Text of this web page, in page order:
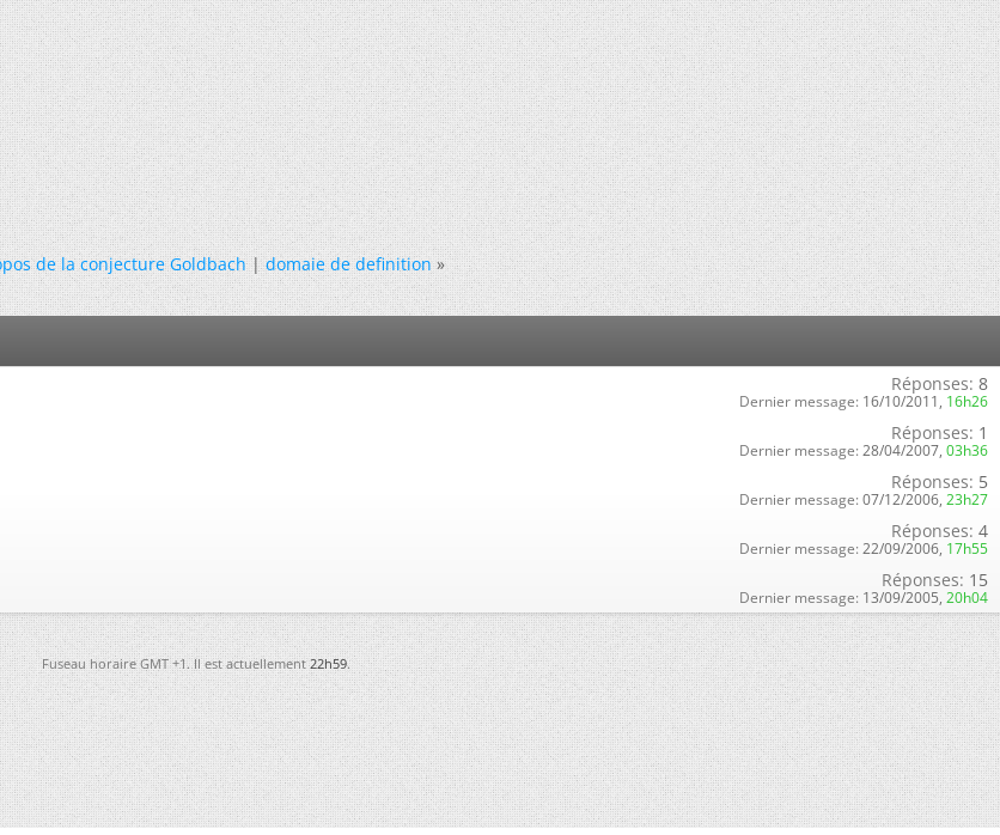
de la conjecture Goldbach|domaie de definition »
Réponses: 8
Dernier message: 16/10/2011, 16h26
Réponses: 1
Dernier message: 28/04/2007, 03h36
Réponses: 5
Dernier message: 07/12/2006, 23h27
Réponses: 4
Dernier message: 22/09/2006, 17h55
Réponses: 15
Dernier message: 13/09/2005, 20h04
Fuseau horaire GMT +1. Il est actuellement22h59.